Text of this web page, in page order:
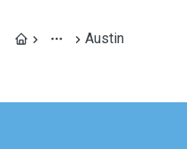
Austin